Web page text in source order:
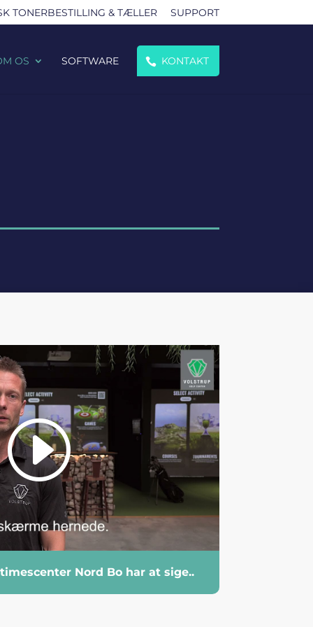
TONERBESTILLING & TÆLLER SUPPORT
OS SOFTWARE KONTAKT
Nord Bo har at sige..